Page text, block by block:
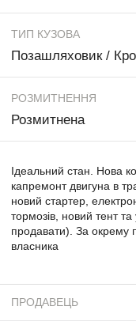
ТИП КУЗОВА
Позашляховик /
РОЗМИТНЕННЯ
Розмитнена
Ідеальний стан. Нова
капремонт двигуна в
новий стартер,
тормозів, новий тент
продавати). За окрему
власника
ПРОДАВЕЦЬ